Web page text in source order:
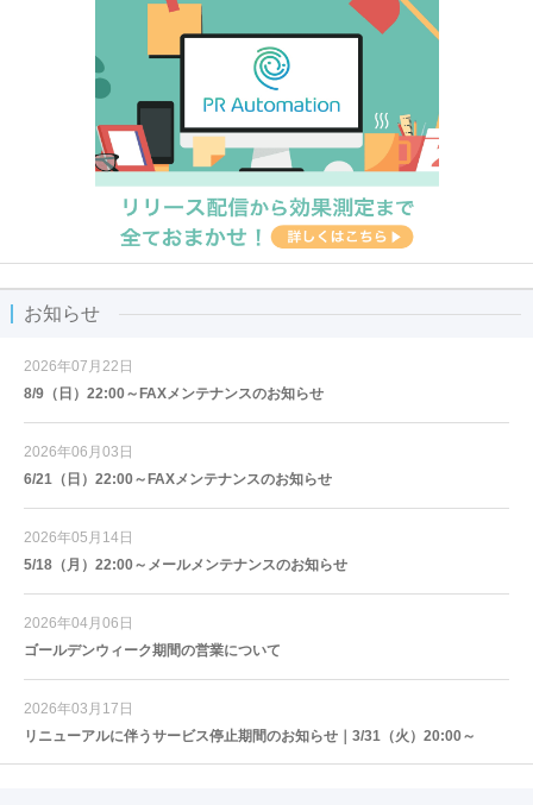
お知らせ
2026年07月22日
8/9（日）22:00～FAXメンテナンスのお知らせ
2026年06月03日
6/21（日）22:00～FAXメンテナンスのお知らせ
2026年05月14日
5/18（月）22:00～メールメンテナンスのお知らせ
2026年04月06日
ゴールデンウィーク期間の営業について
2026年03月17日
リニューアルに伴うサービス停止期間のお知らせ｜3/31（火）20:00～